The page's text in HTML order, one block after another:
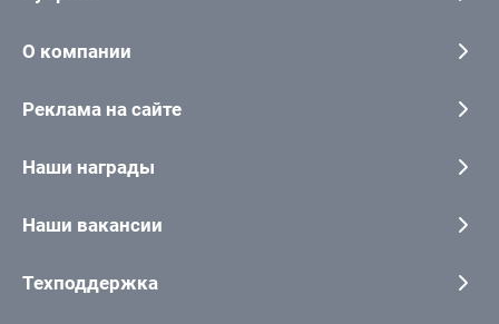
О компании
Реклама на сайте
Наши награды
Наши вакансии
Техподдержка